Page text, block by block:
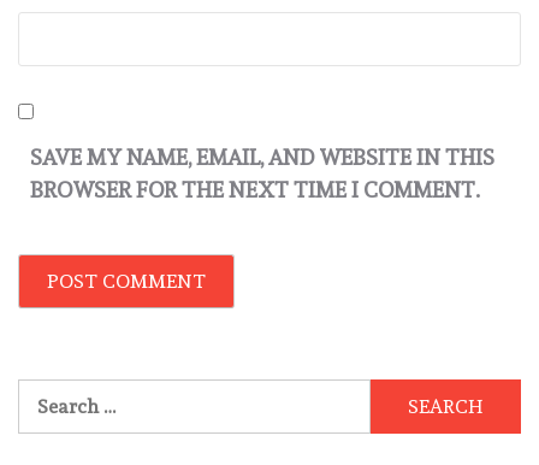
SAVE MY NAME, EMAIL, AND WEBSITE IN THIS
BROWSER FOR THE NEXT TIME I COMMENT.
for: